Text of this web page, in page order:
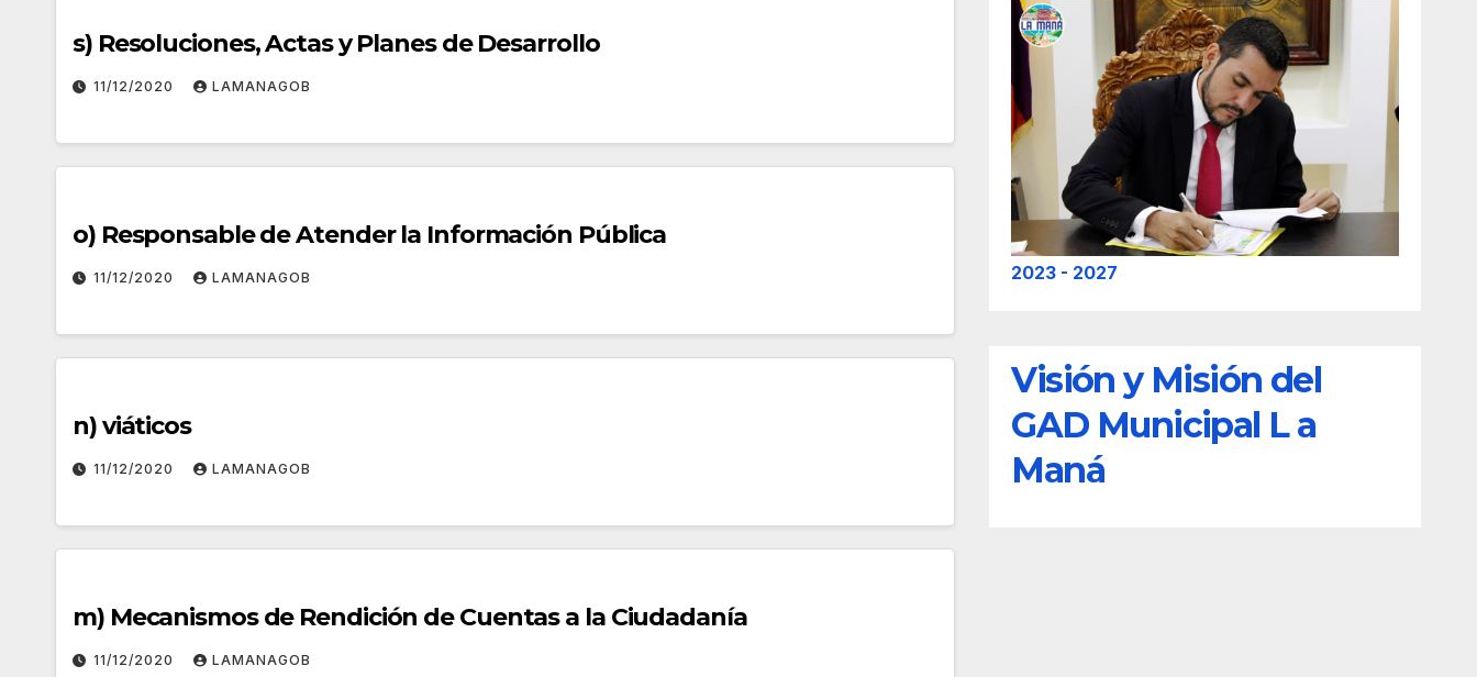
s) Resoluciones, Actas y Planes de Desarrollo
11/12/2020 LAMANAGOB
o) Responsable de Atender la Información Pública
11/12/2020 LAMANAGOB
n) viáticos
11/12/2020 LAMANAGOB
m) Mecanismos de Rendición de Cuentas a la Ciudadanía
11/12/2020 LAMANAGOB
2023 - 2027
Visión y Misión del
GAD Municipal L a
Maná